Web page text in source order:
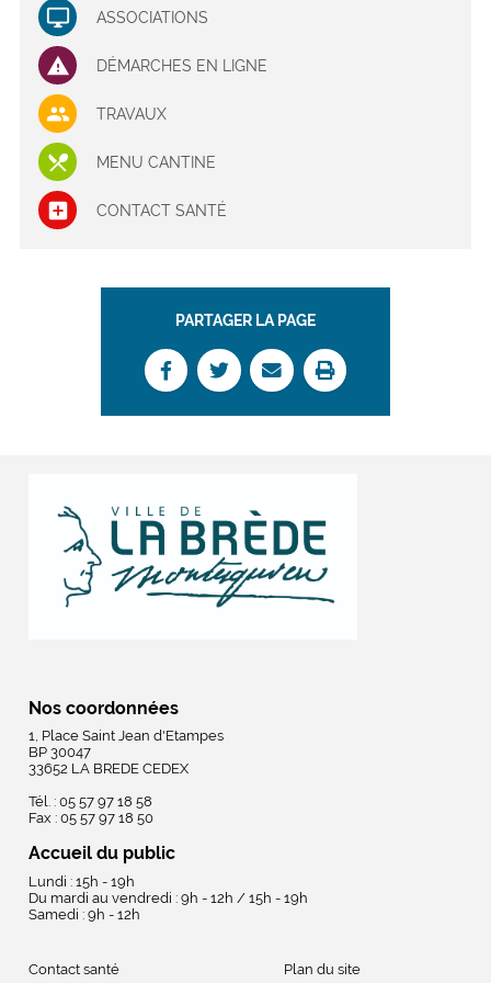
ASSOCIATIONS
DÉMARCHES EN LIGNE
TRAVAUX
MENU CANTINE
CONTACT SANTÉ
PARTAGER LA PAGE
Nos coordonnées
1, Place Saint Jean d'Etampes
BP 30047
33652 LA BREDE CEDEX
Tél. : 05 57 97 18 58
Fax : 05 57 97 18 50
Accueil du public
Lundi : 15h - 19h
Du mardi au vendredi : 9h - 12h / 15h - 19h
Samedi : 9h - 12h
Contact santé Plan du site